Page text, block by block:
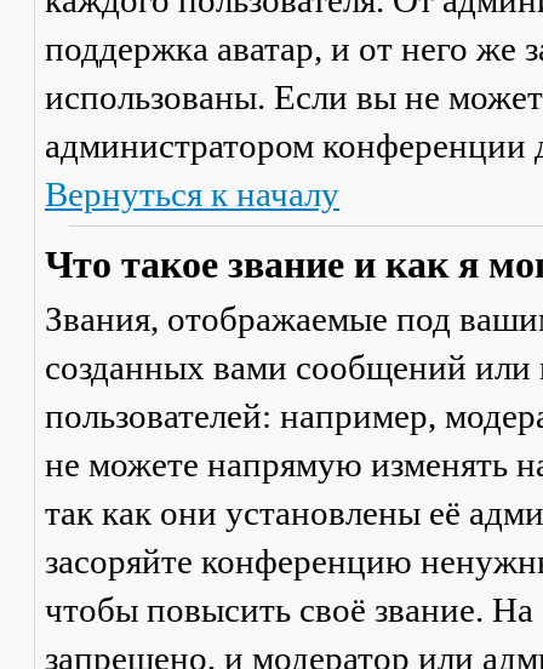
поддержка аватар, и от него же
использованы. Если вы не
администратором конференции
Вернуться к началу
Что такое звание и как я
Звания, отображаемые под
созданных вами сообщений
пользователей: например,
не можете напрямую изменять
так как они установлены её
засоряйте конференцию
чтобы повысить своё звание.
запрещено, и модератор или